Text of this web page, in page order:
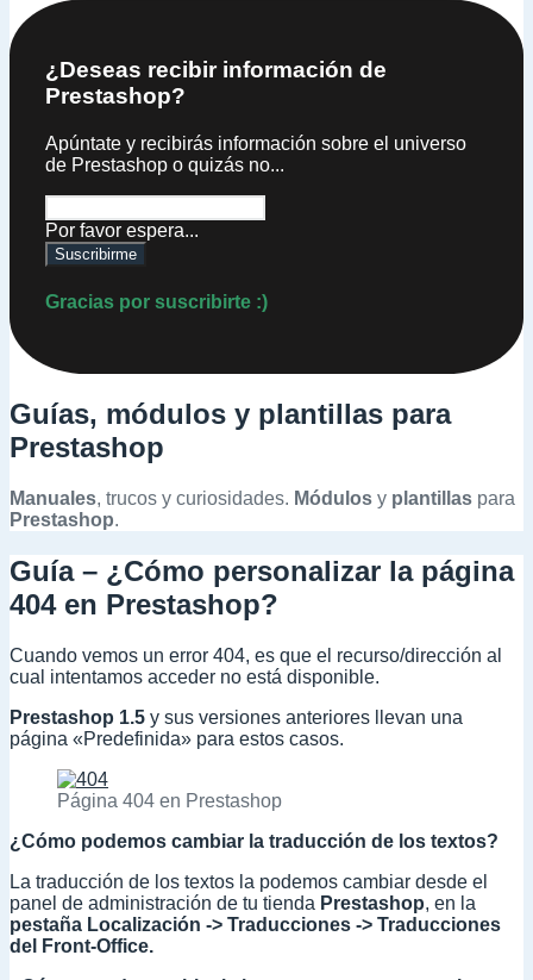
¿Deseas recibir información de
Prestashop?
Apúntate y recibirás información sobre el universo
de Prestashop o quizás no...
Por favor espera...
Suscribirme
Gracias por suscribirte :)
Guías, módulos y plantillas para
Prestashop
Manuales, trucos y curiosidades. Módulos y plantillas para
Prestashop.
Guía – ¿Cómo personalizar la página
404 en Prestashop?
Cuando vemos un error 404, es que el recurso/dirección al
cual intentamos acceder no está disponible.
Prestashop 1.5 y sus versiones anteriores llevan una
página «Predefinida» para estos casos.
Página 404 en Prestashop
¿Cómo podemos cambiar la traducción de los textos?
La traducción de los textos la podemos cambiar desde el
panel de administración de tu tienda Prestashop, en la
pestaña Localización -> Traducciones -> Traducciones
del Front-Office.